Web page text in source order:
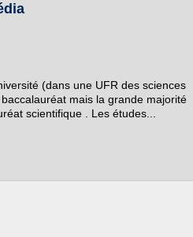
(dans une UFR des sciences
mais la grande majorité
scientifique . Les études...